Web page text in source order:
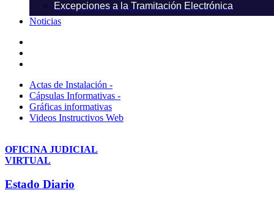
Excepciones a la Tramitación Electrónica
Noticias
Actas de Instalación -
Cápsulas Informativas -
Gráficas informativas
Videos Instructivos Web
OFICINA JUDICIAL
VIRTUAL
Estado Diario